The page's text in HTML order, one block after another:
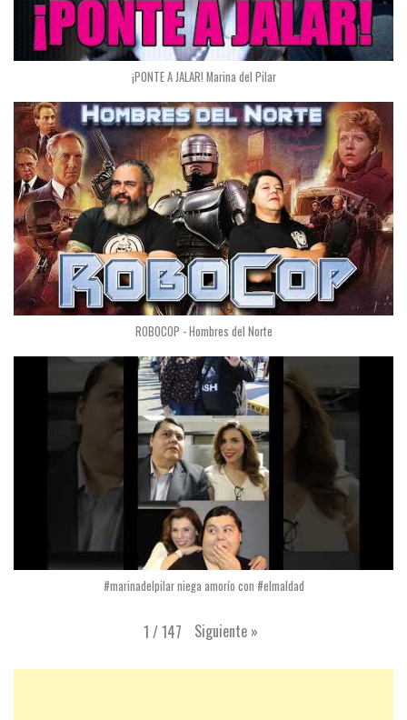
¡PONTE A JALAR! Marina del Pilar
ROBOCOP - Hombres del Norte
#marinadelpilar niega amorío con #elmaldad
1 /147 Siguiente »